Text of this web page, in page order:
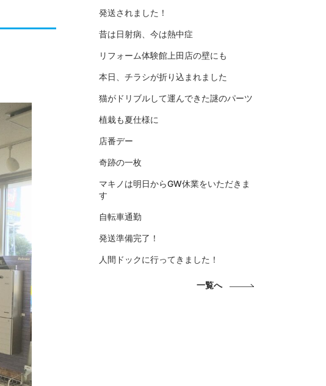
発送されました！
昔は日射病、今は熱中症
リフォーム体験館上田店の壁にも
本日、チラシが折り込まれました
猫がドリブルして運んできた謎のパーツ
植栽も夏仕様に
店番デー
奇跡の一枚
マキノは明日からGW休業をいただきま
す
自転車通勤
発送準備完了！
人間ドックに行ってきました！
一覧へ